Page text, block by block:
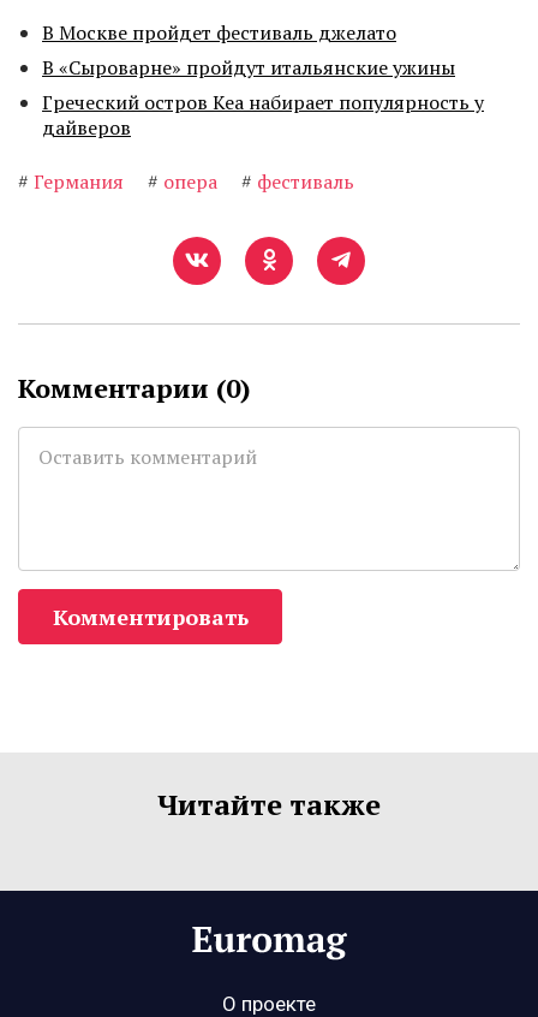
В Москве пройдет фестиваль джелато
В «Сыроварне» пройдут итальянские ужины
Греческий остров Кеа набирает популярность у
дайверов
# Германия # опера # фестиваль
Комментарии (0)
Комментировать
Читайте также
О проекте